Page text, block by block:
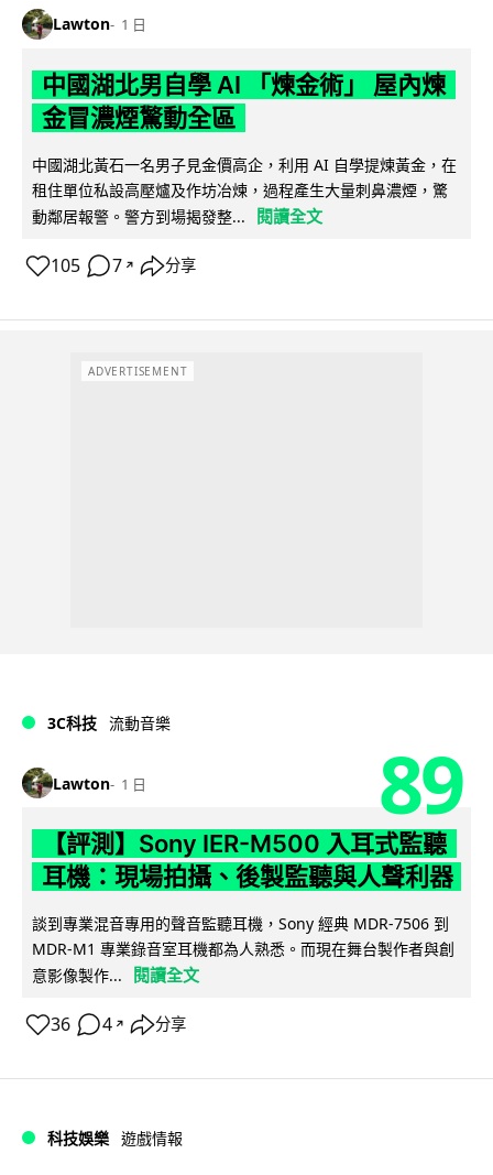
Lawton 1 日
中國湖北男自學 AI 「煉金術」 屋內煉
金冒濃煙驚動全區
中國湖北黃石一名男子見金價高企，利用 AI 自學提煉黃金，在
租住單位私設高壓爐及作坊冶煉，過程產生大量刺鼻濃煙，驚
動鄰居報警。警方到場揭發整...
閱讀全文
105 7 ↗ 分享
ADVERTISEMENT
3C科技 流動音樂
Lawton 1 日 89
【評測】Sony IER-M500 入耳式監聽
耳機：現場拍攝、後製監聽與人聲利器
談到專業混音專用的聲音監聽耳機，Sony 經典 MDR-7506 到
MDR-M1 專業錄音室耳機都為人熟悉。而現在舞台製作者與創
意影像製作...
閱讀全文
36 4 ↗ 分享
科技娛樂 遊戲情報